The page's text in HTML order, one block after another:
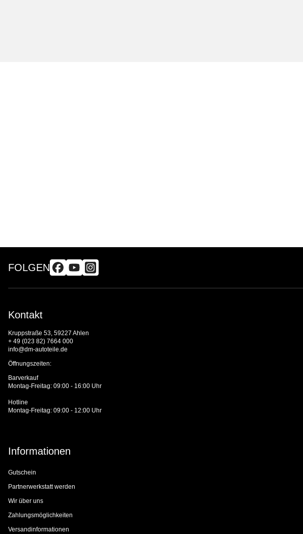
FOLGEN
Kontakt
Kruppstraße 53, 59227 Ahlen
+ 49 (023 82) 7664 000
info@dm-autoteile.de
Öffnungszeiten:
Barverkauf
Montag-Freitag: 09:00 - 16:00 Uhr
Hotline
Montag-Freitag: 09:00 - 12:00 Uhr
Informationen
Gutschein
Partnerwerkstatt werden
Wir über uns
Zahlungsmöglichkeiten
Versandinformationen